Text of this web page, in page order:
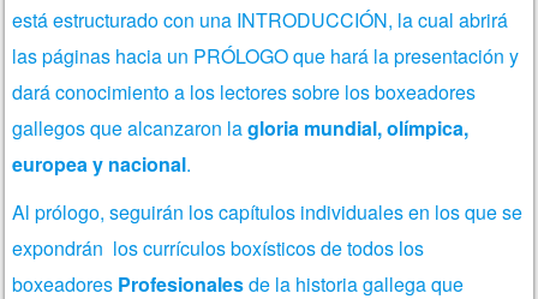
está estructurado con una INTRODUCCIÓN, la cual abrirá
las páginas hacia un PRÓLOGO que hará la presentación y
dará conocimiento a los lectores sobre los boxeadores
gallegos que alcanzaron lagloria mundial, olímpica,
europeay nacional.
Al prólogo, seguirán los capítulos individuales en los que se
expondrán los currículos boxísticos de todos los
boxeadores Profesionalesde la historia gallega que